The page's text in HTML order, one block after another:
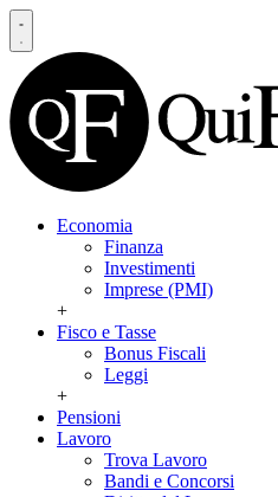
Economia
Finanza
Investimenti
Imprese (PMI)
+
Fisco e Tasse
Bonus Fiscali
Leggi
+
Pensioni
Lavoro
Trova Lavoro
Bandi e Concorsi